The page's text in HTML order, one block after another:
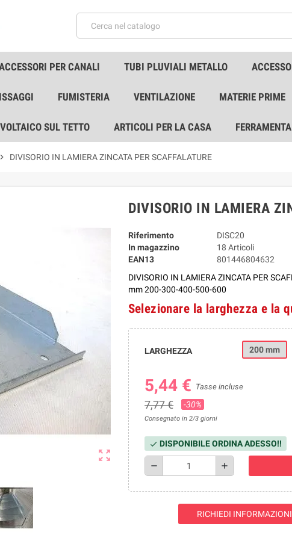
PER CANALI TUBI PLUVIALI METALLO
FUMISTERIA VENTILAZIONE MATERIE PRIME
SUL TETTO ARTICOLI PER LA CASA
chevron_right DIVISORIO IN LAMIERA ZINCATA PER SCAFFALATURE
zoom_out_map
DIVISORIO IN LAMIERA
Riferimento
DISC20
In magazzino
18 Articoli
EAN13
801446804632
DIVISORIO IN LAMIERA ZINCATA PER
mm 200-300-400-500-600
Selezionare la larghezza e la
LARGHEZZA 200 mm
5,44 € Tasse incluse
7,77 € -30%
Consegnato in 2/3 giorni
check DISPONIBILE ORDINA ADESSO!!
remove add
RICHIEDI INFORMAZIONI